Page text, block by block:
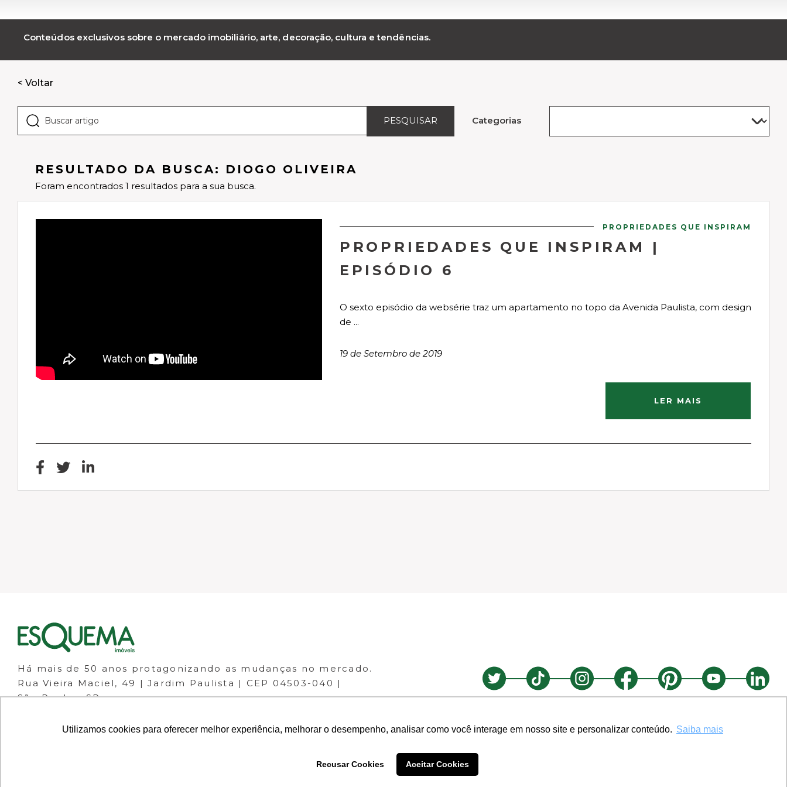
Utilizamos cookies para oferecer melhor experiência, melhorar o desempenho, analisar como você interage em nosso site e personalizar conteúdo. Saiba mais
Recusar Cookies Aceitar Cookies
Conteúdos exclusivos sobre o mercado imobiliário, arte, decoração, cultura e tendências.
< Voltar
PESQUISAR Categorias
RESULTADO DA BUSCA: DIOGO OLIVEIRA
Foram encontrados 1 resultados para a sua busca.
PROPRIEDADES QUE INSPIRAM
PROPRIEDADES QUE INSPIRAM |
EPISÓDIO 6
O sexto episódio da websérie traz um apartamento no topo da Avenida Paulista, com design
de ...
19 de Setembro de 2019
LER MAIS
Há mais de 50 anos protagonizando as mudanças no mercado.
Rua Vieira Maciel, 49 | Jardim Paulista | CEP 04503-040 |
São Paulo - SP
(11) 98266-1111 (11) 3061-1133
© 2023 ESQUEMA IMÓVEIS - CRECI 30.046-J - Todos os direitos reservados.